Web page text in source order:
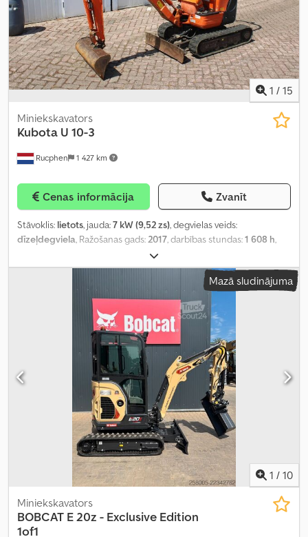
1 / 15
Rucphen 1 427 km
Miniekskavators
Kubota U 10-3
Cenas informācija Zvanīt
Stāvoklis: lietots, jauda:7 kW (9,52 zs), degvielas veids:
dīzeļdegviela, Ražošanas gads:2017, darbības stundas:1 608 h,
Mazā sludinājuma
1 / 10
Miniekskavators
BOBCAT E 20z - Exclusive Edition
1of1